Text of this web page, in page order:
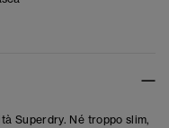
Superdry. Né troppo slim,